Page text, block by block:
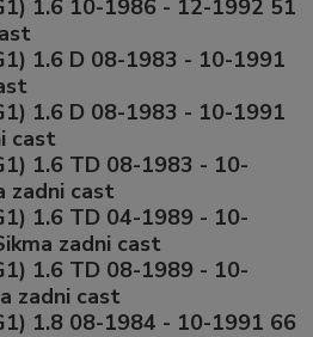
1.6 10-1986 - 12-1992 51
1.6 D 08-1983 - 10-1991
1.6 D 08-1983 - 10-1991
cast
1.6 TD 08-1983 - 10-
zadni cast
1.6 TD 04-1989 - 10-
zadni cast
1.6 TD 08-1989 - 10-
zadni cast
1.8 08-1984 - 10-1991 66